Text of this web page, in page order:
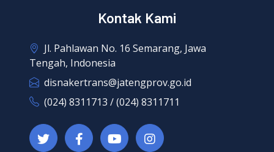
Kontak Kami
Jl. Pahlawan No. 16 Semarang, Jawa
Tengah, Indonesia
disnakertrans@jatengprov.go.id
(024) 8311713 / (024) 8311711